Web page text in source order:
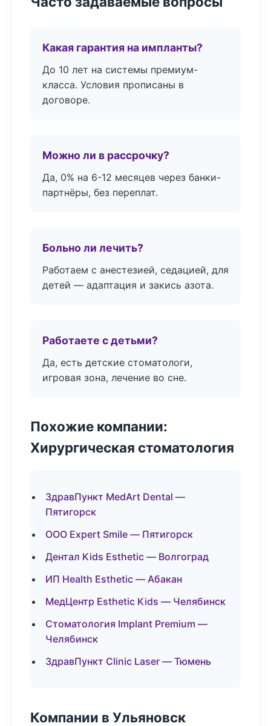
Какая гарантия на импланты?
До 10 лет на системы премиум-
класса. Условия прописаны в
договоре.
Можно ли в рассрочку?
Да, 0% на 6-12 месяцев через банки-
партнёры, без переплат.
Больно ли лечить?
Работаем с анестезией, седацией, для
детей — адаптация и закись азота.
Работаете с детьми?
Да, есть детские стоматологи,
игровая зона, лечение во сне.
Похожие компании:
Хирургическая стоматология
ЗдравПункт MedArt Dental —
Пятигорск
ООО Expert Smile — Пятигорск
Дентал Kids Esthetic — Волгоград
ИП Health Esthetic — Абакан
МедЦентр Esthetic Kids — Челябинск
Стоматология Implant Premium —
Челябинск
ЗдравПункт Clinic Laser — Тюмень
Компании в Ульяновск